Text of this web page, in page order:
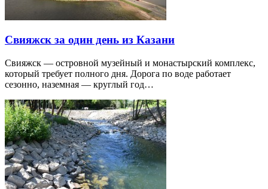
Свияжск за один день из Казани
Свияжск — островной музейный и монастырский комплекс,
который требует полного дня. Дорога по воде работает
сезонно, наземная — круглый год…